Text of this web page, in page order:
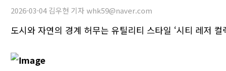
2026-03-04 김우현 기자 whk59@naver.com
도시와 자연의 경계 허무는 유틸리티 스타일 ‘시티 레저 컬